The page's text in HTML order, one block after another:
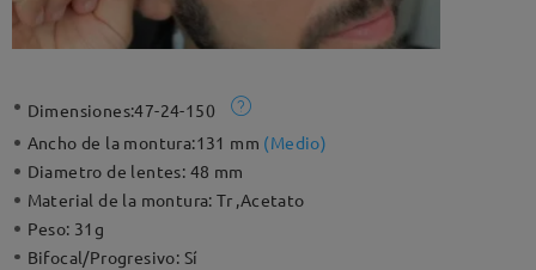
Dimensiones:47-24-150
Ancho de la montura:131 mm (Medio)
Diametro de lentes: 48 mm
Material de la montura:Tr ,Acetato
Peso: 31g
Bifocal/Progresivo: Sí